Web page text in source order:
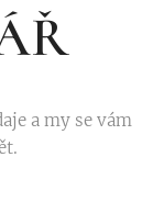
a my se vám